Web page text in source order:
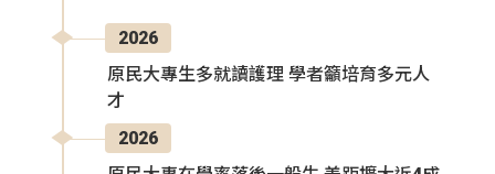
2026
原民大專生多就讀護理 學者籲培育多元人
才
2026